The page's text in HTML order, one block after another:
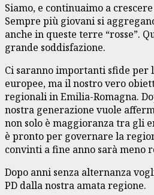
Siamo, e continuaimo a
Sempre più giovani si
anche in queste terre “rosse”.
grande soddisfazione.
Ci saranno importanti sfide per
europee, ma il nostro vero
regionali in Emilia-Romagna.
nostra generazione vuole
non solo è maggioranza tra gli
è pronto per governare la
convinti a fine anno sarà meno
Dopo anni senza alternanza
PD dalla nostra amata regione.